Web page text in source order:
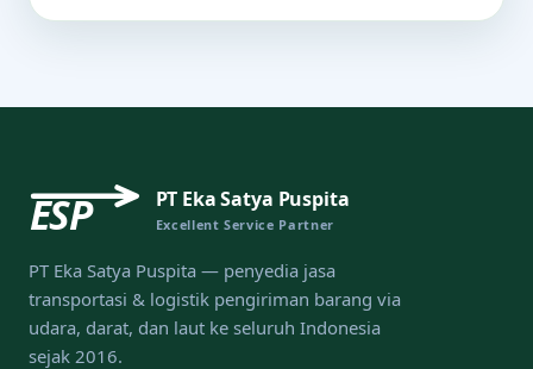
ESP PT Eka Satya Puspita
Excellent Service Partner
PT Eka Satya Puspita — penyedia jasa
transportasi & logistik pengiriman barang via
udara, darat, dan laut ke seluruh Indonesia
sejak 2016.